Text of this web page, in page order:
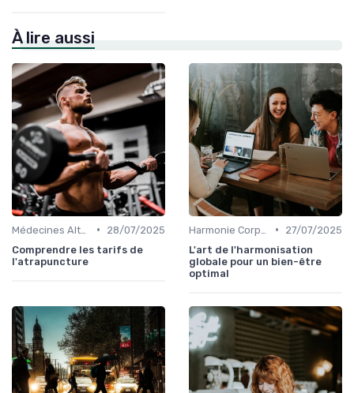
À lire aussi
•
28/07/2025
Comprendre les tarifs de
l'atrapuncture
•
27/07/2025
L'art de l'harmonisation
globale pour un bien-être
optimal